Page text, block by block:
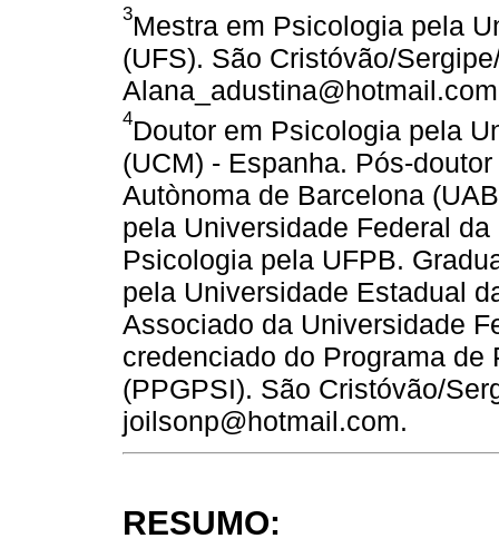
3Mestra em Psicologia pela
(UFS). São Cristóvão/
4Doutor em Psicologia pela
(UCM) - Espanha. Pós-
Autònoma de Barcelona
pela Universidade Federal
Psicologia pela UFPB.
pela Universidade Estadual
Associado da Universidade
credenciado do Programa
(PPGPSI). São Cristóvão/
joilsonp@hotmail.com.
RESUMO: